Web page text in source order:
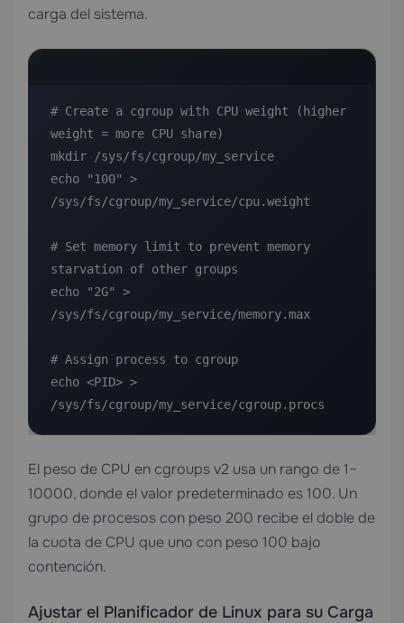
carga del sistema.
# Create a cgroup with CPU weight (higher
weight = more CPU share)
mkdir /sys/fs/cgroup/my_service
echo "100" >
/sys/fs/cgroup/my_service/cpu.weight
# Set memory limit to prevent memory
starvation of other groups
echo "2G" >
/sys/fs/cgroup/my_service/memory.max
# Assign process to cgroup
echo <PID> >
/sys/fs/cgroup/my_service/cgroup.procs
El peso de CPU en cgroups v2 usa un rango de 1–
10000, donde el valor predeterminado es 100. Un
grupo de procesos con peso 200 recibe el doble de
la cuota de CPU que uno con peso 100 bajo
contención.
Ajustar el Planificador de Linux para su Carga